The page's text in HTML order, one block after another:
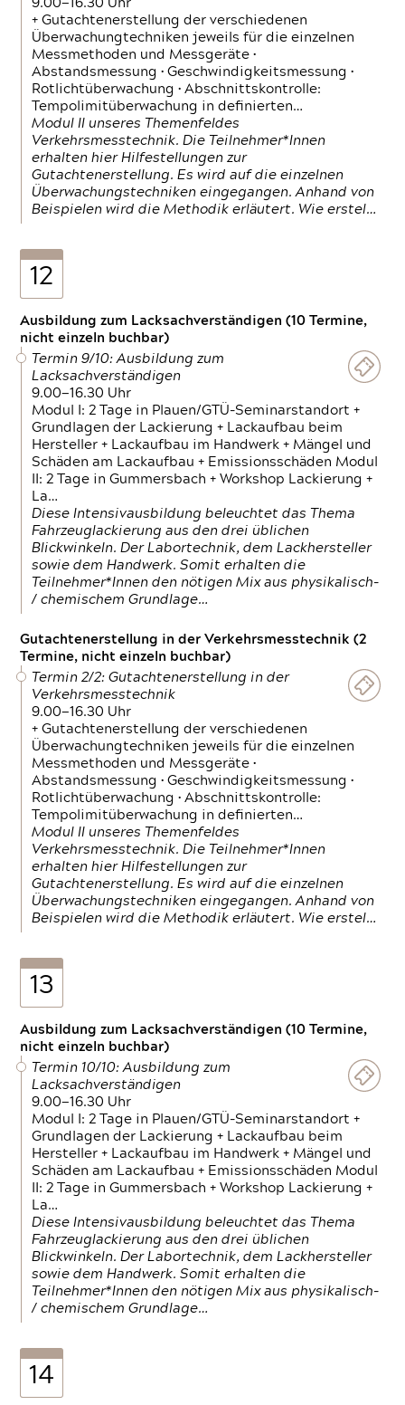
9.00—16.30 Uhr
+ Gutachtenerstellung der verschiedenen
Überwachungtechniken jeweils für die einzelnen
Messmethoden und Messgeräte •
Abstandsmessung • Geschwindigkeitsmessung •
Rotlichtüberwachung • Abschnittskontrolle:
Tempolimitüberwachung in definierten…
Modul II unseres Themenfeldes
Verkehrsmesstechnik. Die Teilnehmer*Innen
erhalten hier Hilfestellungen zur
Gutachtenerstellung. Es wird auf die einzelnen
Überwachungstechniken eingegangen. Anhand von
Beispielen wird die Methodik erläutert. Wie erstel…
12
Ausbildung zum Lacksachverständigen (10 Termine,
nicht einzeln buchbar)
Termin 9/10: Ausbildung zum
Lacksachverständigen
9.00—16.30 Uhr
Modul I: 2 Tage in Plauen/GTÜ-Seminarstandort +
Grundlagen der Lackierung + Lackaufbau beim
Hersteller + Lackaufbau im Handwerk + Mängel und
Schäden am Lackaufbau + Emissionsschäden Modul
II: 2 Tage in Gummersbach + Workshop Lackierung +
La…
Diese Intensivausbildung beleuchtet das Thema
Fahrzeuglackierung aus den drei üblichen
Blickwinkeln. Der Labortechnik, dem Lackhersteller
sowie dem Handwerk. Somit erhalten die
Teilnehmer*Innen den nötigen Mix aus physikalisch-
/ chemischem Grundlage…
Gutachtenerstellung in der Verkehrsmesstechnik (2
Termine, nicht einzeln buchbar)
Termin 2/2: Gutachtenerstellung in der
Verkehrsmesstechnik
9.00—16.30 Uhr
+ Gutachtenerstellung der verschiedenen
Überwachungtechniken jeweils für die einzelnen
Messmethoden und Messgeräte •
Abstandsmessung • Geschwindigkeitsmessung •
Rotlichtüberwachung • Abschnittskontrolle:
Tempolimitüberwachung in definierten…
Modul II unseres Themenfeldes
Verkehrsmesstechnik. Die Teilnehmer*Innen
erhalten hier Hilfestellungen zur
Gutachtenerstellung. Es wird auf die einzelnen
Überwachungstechniken eingegangen. Anhand von
Beispielen wird die Methodik erläutert. Wie erstel…
13
Ausbildung zum Lacksachverständigen (10 Termine,
nicht einzeln buchbar)
Termin 10/10: Ausbildung zum
Lacksachverständigen
9.00—16.30 Uhr
Modul I: 2 Tage in Plauen/GTÜ-Seminarstandort +
Grundlagen der Lackierung + Lackaufbau beim
Hersteller + Lackaufbau im Handwerk + Mängel und
Schäden am Lackaufbau + Emissionsschäden Modul
II: 2 Tage in Gummersbach + Workshop Lackierung +
La…
Diese Intensivausbildung beleuchtet das Thema
Fahrzeuglackierung aus den drei üblichen
Blickwinkeln. Der Labortechnik, dem Lackhersteller
sowie dem Handwerk. Somit erhalten die
Teilnehmer*Innen den nötigen Mix aus physikalisch-
/ chemischem Grundlage…
14